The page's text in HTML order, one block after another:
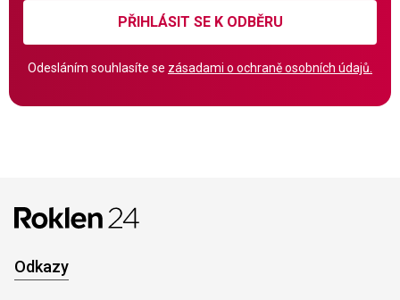
PŘIHLÁSIT SE K ODBĚRU
Odesláním souhlasíte se zásadami o ochraně osobních údajů.
Odkazy